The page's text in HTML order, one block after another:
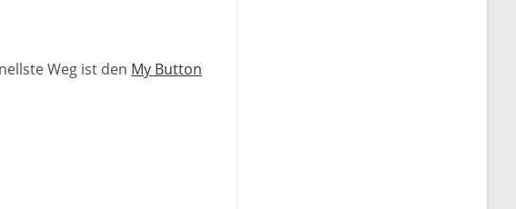
Weg ist den My Button